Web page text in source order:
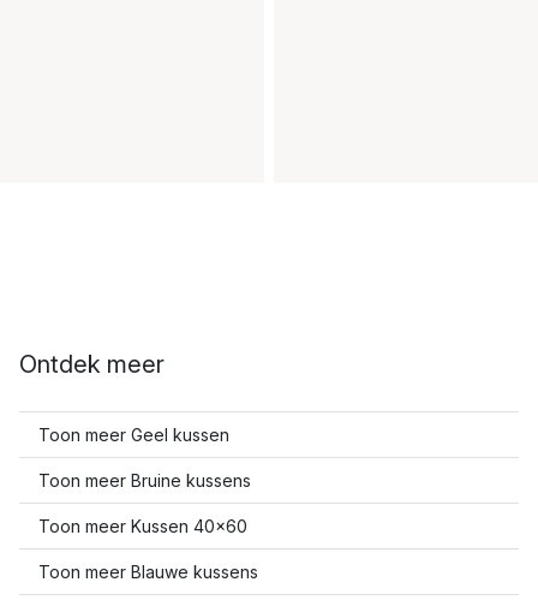
Ontdek meer
Toon meer Geel kussen
Toon meer Bruine kussens
Toon meer Kussen 40x60
Toon meer Blauwe kussens